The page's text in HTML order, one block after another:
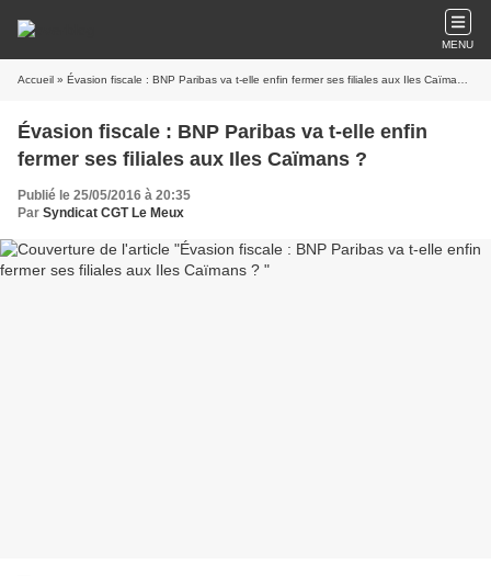
MENU
Accueil » Évasion fiscale : BNP Paribas va t-elle enfin fermer ses filiales aux Iles Caïmans ?
Évasion fiscale : BNP Paribas va t-elle enfin
fermer ses filiales aux Iles Caïmans ?
Publié le 25/05/2016 à 20:35
Par Syndicat CGT Le Meux